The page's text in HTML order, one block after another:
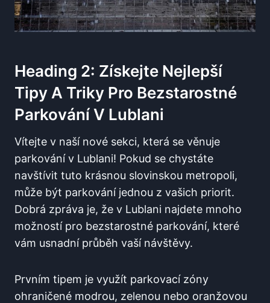
Heading 2: Získejte Nejlepší
Tipy A Triky Pro Bezstarostné
Parkování V Lublani
Vítejte v naší nové sekci, která se věnuje
parkování v Lublani! Pokud se chystáte
navštívit tuto krásnou slovinskou metropoli,
může být parkování jednou z vašich priorit.
Dobrá zpráva je, že v Lublani najdete mnoho
možností pro bezstarostné parkování, které
vám usnadní průběh vaší návštěvy.
Prvním tipem je využít parkovací zóny
ohraničené modrou, zelenou nebo oranžovou